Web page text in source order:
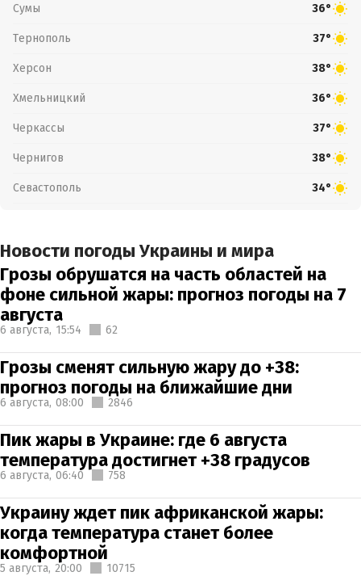
Сумы 36°
Тернополь 37°
Херсон 38°
Хмельницкий 36°
Черкассы 37°
Чернигов 38°
Севастополь 34°
Новости погоды Украины и мира
Грозы обрушатся на часть областей на
фоне сильной жары: прогноз погоды на 7
августа
6 августа, 15:54 62
Грозы сменят сильную жару до +38:
прогноз погоды на ближайшие дни
6 августа, 08:00 2846
Пик жары в Украине: где 6 августа
температура достигнет +38 градусов
6 августа, 06:40 758
Украину ждет пик африканской жары:
когда температура станет более
комфортной
5 августа, 20:00 10715